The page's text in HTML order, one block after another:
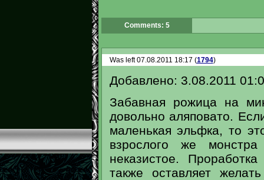
Comments: 5
Was left 07.08.2011 18:17 (1794)
Добавлено: 3.08.2011
Забавная рожица на
довольно аляповато.
маленькая эльфка, то
взрослого же
неказистое.
также оставляет